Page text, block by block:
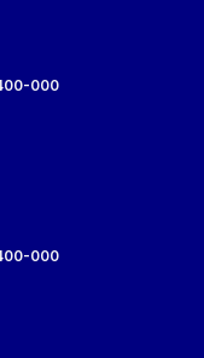
000
000